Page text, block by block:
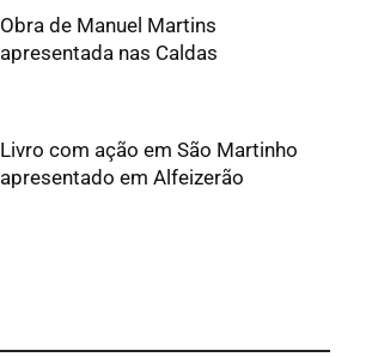
Obra de Manuel Martins
apresentada nas Caldas
Livro com ação em São Martinho
apresentado em Alfeizerão